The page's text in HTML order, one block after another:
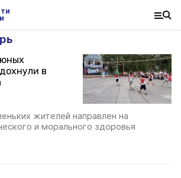
в
жителей направлен на
и морального здоровья